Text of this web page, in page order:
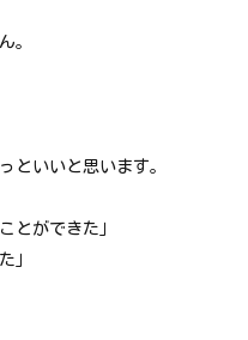
。
といいと思います。
とができた」
」